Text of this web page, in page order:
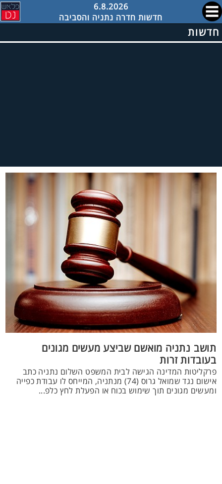
6.8.2026
חדשות חדרה נתניה והסביבה
חדשות
תושב נתניה מואשם שביצע מעשים מגונים
בעובדות זרות
פרקליטות המדינה הגישה לבית המשפט השלום נתניה כתב
אישום נגד שמואל גרוס (74) מנתניה, המייחס לו עבודת כפייה
ומעשים מגונים תוך שימוש בכוח או הפעלת לחץ כלפ...